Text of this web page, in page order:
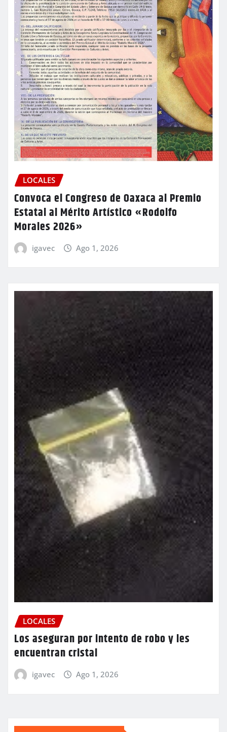
LOCALES
Convoca el Congreso de Oaxaca al Premio
Estatal al Mérito Artístico «Rodolfo
Morales 2026»
igavec Ago 1, 2026
LOCALES
Los aseguran por intento de robo y les
encuentran cristal
igavec Ago 1, 2026